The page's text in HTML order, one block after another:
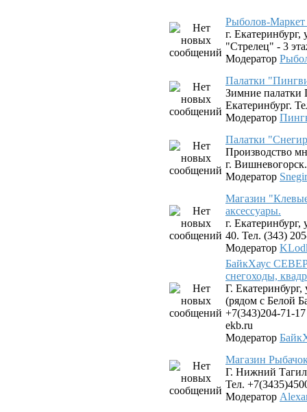
Рыболов-
г.
"Стрелец" - 3
Модератор
Палатки
Зимние палатки
Екатеринбург.
Модератор
Палатки
Производство
г.
Модератор
Магазин
аксессуары.
г.
40. Тел. (343)
Модератор
БайкХаус СЕВЕР
снегоходы,
Г.
(рядом с Белой
+7(343)204-71-
ekb.ru
Модератор
Магазин
Г. Нижний
Тел.
Модератор